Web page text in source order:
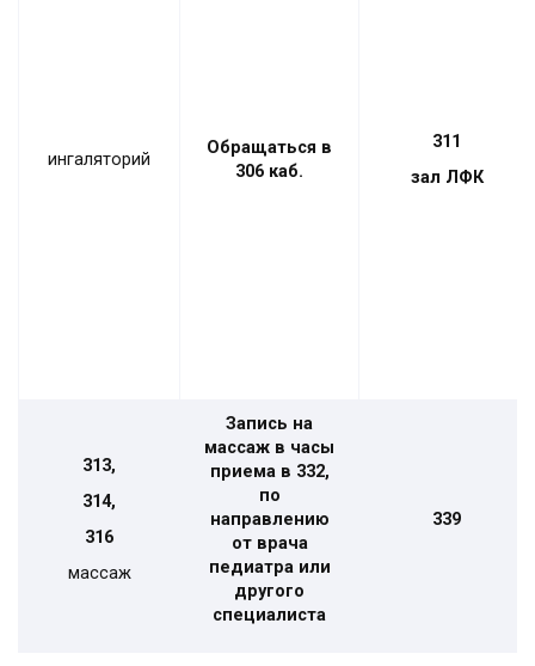
ингаляторий
Обращаться в
306 каб.
311
зал ЛФК
313,
314,
316
массаж
Запись на
массаж в часы
приема в 332,
по
направлению
от врача
педиатра или
другого
специалиста
339